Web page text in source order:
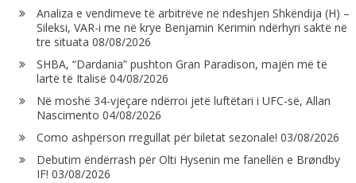
Analiza e vendimeve të arbitrëve në ndeshjen Shkëndija (H) –
Sileksi, VAR-i me në krye Benjamin Kerimin ndërhyri saktë në
tre situata 08/08/2026
SHBA, “Dardania” pushton Gran Paradison, majën më të
lartë të Italisë 04/08/2026
Në moshë 34-vjeçare ndërroi jetë luftëtari i UFC-së, Allan
Nascimento 04/08/2026
Como ashpërson rregullat për biletat sezonale! 03/08/2026
Debutim ëndërrash për Olti Hysenin me fanellën e Brøndby
IF! 03/08/2026